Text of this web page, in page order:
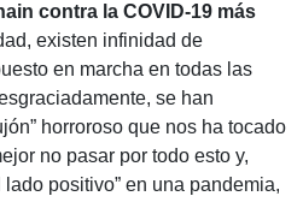
contra la COVID-19 más
existen infinidad de
en marcha en todas las
se han
horroroso que nos ha tocado
no pasar por todo esto y,
positivo” en una pandemia,